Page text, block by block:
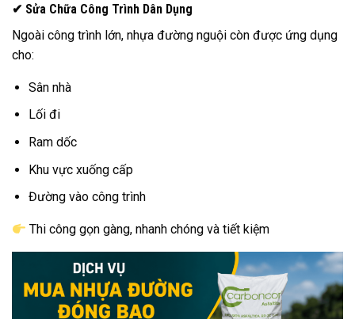
✔ Sửa Chữa Công Trình Dân Dụng
Ngoài công trình lớn, nhựa đường nguội còn được ứng dụng
cho:
Sân nhà
Lối đi
Ram dốc
Khu vực xuống cấp
Đường vào công trình
Thi công gọn gàng, nhanh chóng và tiết kiệm